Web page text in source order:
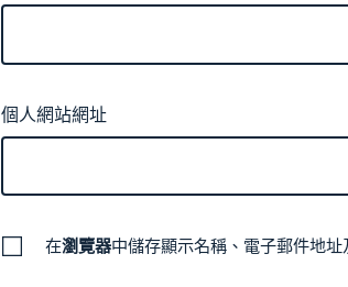
個人網站網址
在瀏覽器中儲存顯示名稱、電子郵件地